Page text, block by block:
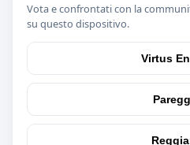
Vota e confrontati con la
su questo dispositivo.
Virtus